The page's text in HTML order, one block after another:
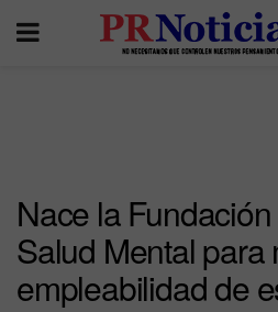
Nace la
Salud Mental para
empleabilidad de